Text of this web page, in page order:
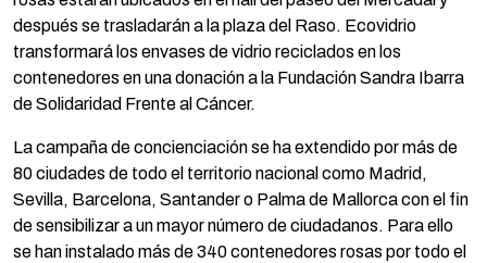
después se trasladarán a la plaza del Raso. Ecovidrio
transformará los envases de vidrio reciclados en los
contenedores en una donación a la Fundación Sandra Ibarra
de Solidaridad Frente al Cáncer.
La campaña de concienciación se ha extendido por más de
80 ciudades de todo el territorio nacional como Madrid,
Sevilla, Barcelona, Santander o Palma de Mallorca con el fin
de sensibilizar a un mayor número de ciudadanos. Para ello
se han instalado más de 340 contenedores rosas por todo el